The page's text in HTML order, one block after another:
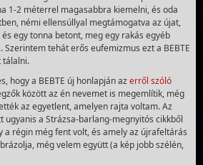
1-2 méterrel magasabbra kiemelni, és oda
némi ellensúllyal megtámogatva az újat,
egy tonna betont, meg egy rakás egyéb
tehát erős eufemizmus ezt a BEBTE
tálalni.
hogy a BEBTE új honlapján azerről szóló
között az én nevemet is megemlítik, még
az egyetlent, amelyen rajta voltam. Az
ugyanis a Strázsa-barlang-megnyitós cikkből
a régin még fent volt, és amely az újrafeltárás
még velem együtt (a kép jobb szélén,